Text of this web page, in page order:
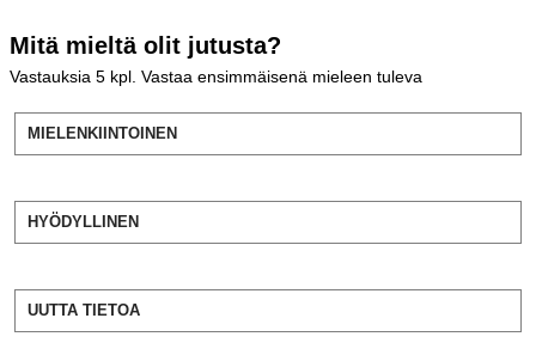
Mitä mieltä olit jutusta?
Vastauksia 5 kpl. Vastaa ensimmäisenä mieleen tuleva
MIELENKIINTOINEN
HYÖDYLLINEN
UUTTA TIETOA